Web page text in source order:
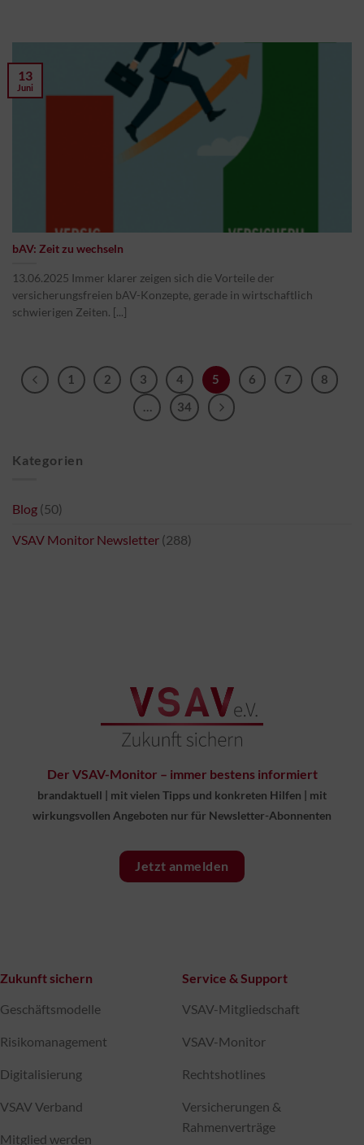
bAV: Zeit zu wechseln
13.06.2025 Immer klarer zeigen sich die Vorteile der
versicherungsfreien bAV-Konzepte, gerade in wirtschaftlich
schwierigen Zeiten. [...]
13
Juni
1 2 3 4 5 6 7
8
…
34
Kategorien
Blog (50)
VSAV Monitor Newsletter (288)
Der VSAV-Monitor – immer bestens informiert
brandaktuell | mit vielen Tipps und konkreten Hilfen | mit
wirkungsvollen Angeboten nur für Newsletter-Abonnenten
Jetzt anmelden
Zukunft sichern
Geschäftsmodelle
Risikomanagement
Digitalisierung
VSAV Verband
Mitglied werden
Service & Support
VSAV-Mitgliedschaft
VSAV-Monitor
Rechtshotlines
Versicherungen &
Rahmenverträge